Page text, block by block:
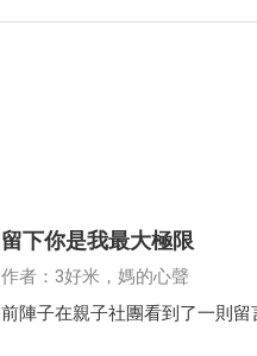
留下你是我最大極限
作者：3好米，媽的心聲
前陣子在親子社團看到了一則